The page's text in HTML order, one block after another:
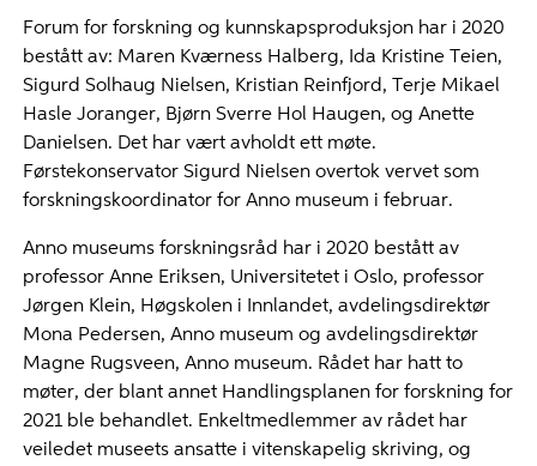
Forum for forskning og kunnskapsproduksjon har i 2020
bestått av: Maren Kværness Halberg, Ida Kristine Teien,
Sigurd Solhaug Nielsen, Kristian Reinfjord, Terje Mikael
Hasle Joranger, Bjørn Sverre Hol Haugen, og Anette
Danielsen. Det har vært avholdt ett møte.
Førstekonservator Sigurd Nielsen overtok vervet som
forskningskoordinator for Anno museum i februar.
Anno museums forskningsråd har i 2020 bestått av
professor Anne Eriksen, Universitetet i Oslo, professor
Jørgen Klein, Høgskolen i Innlandet, avdelingsdirektør
Mona Pedersen, Anno museum og avdelingsdirektør
Magne Rugsveen, Anno museum. Rådet har hatt to
møter, der blant annet Handlingsplanen for forskning for
2021 ble behandlet. Enkeltmedlemmer av rådet har
veiledet museets ansatte i vitenskapelig skriving, og